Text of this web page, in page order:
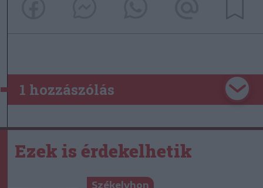
1 hozzászólás
Ezek is érdekelhetik
Székelyhon